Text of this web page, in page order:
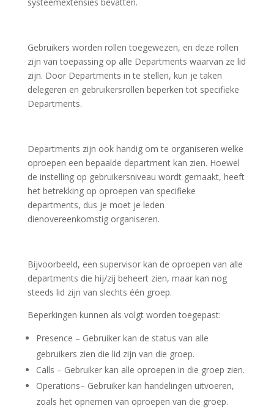
systeemextensies bevatten.
Gebruikers worden rollen toegewezen, en deze rollen
zijn van toepassing op alle Departments waarvan ze lid
zijn. Door Departments in te stellen, kun je taken
delegeren en gebruikersrollen beperken tot specifieke
Departments.
Departments zijn ook handig om te organiseren welke
oproepen een bepaalde department kan zien. Hoewel
de instelling op gebruikersniveau wordt gemaakt, heeft
het betrekking op oproepen van specifieke
departments, dus je moet je leden
dienovereenkomstig organiseren.
Bijvoorbeeld, een supervisor kan de oproepen van alle
departments die hij/zij beheert zien, maar kan nog
steeds lid zijn van slechts één groep.
Beperkingen kunnen als volgt worden toegepast:
Presence – Gebruiker kan de status van alle
gebruikers zien die lid zijn van die groep.
Calls – Gebruiker kan alle oproepen in die groep zien.
Operations– Gebruiker kan handelingen uitvoeren,
zoals het opnemen van oproepen van die groep.